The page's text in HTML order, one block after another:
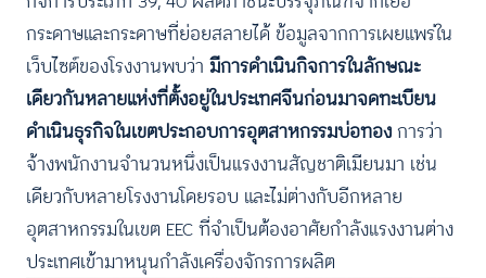
กระดาษและกระดาษที่ย่อยสลายได้ ข้อมูลจากการเผยแพร่ใน
เว็บไซต์ของโรงงานพบว่า มีการดำเนินกิจการในลักษณะ
เดียวกันหลายแห่งที่ตั้งอยู่ในประเทศจีนก่อนมาจดทะเบียน
ดำเนินธุรกิจในเขตประกอบการอุตสาหกรรมบ่อทองการว่า
จ้างพนักงานจำนวนหนึ่งเป็นแรงงานสัญชาติเมียนมา เช่น
เดียวกับหลายโรงงานโดยรอบ และไม่ต่างกับอีกหลาย
อุตสาหกรรมในเขต EEC ที่จำเป็นต้องอาศัยกำลังแรงงานต่าง
ประเทศเข้ามาหนุนกำลังเครื่องจักรการผลิต